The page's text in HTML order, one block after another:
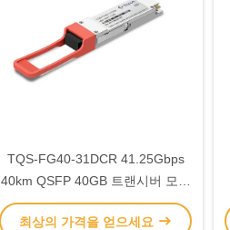
TQS-FG40-31DCR 41.25Gbps
40km QSFP 40GB 트랜시버 모듈
고속 데이터 전송
최상의 가격을 얻으세요